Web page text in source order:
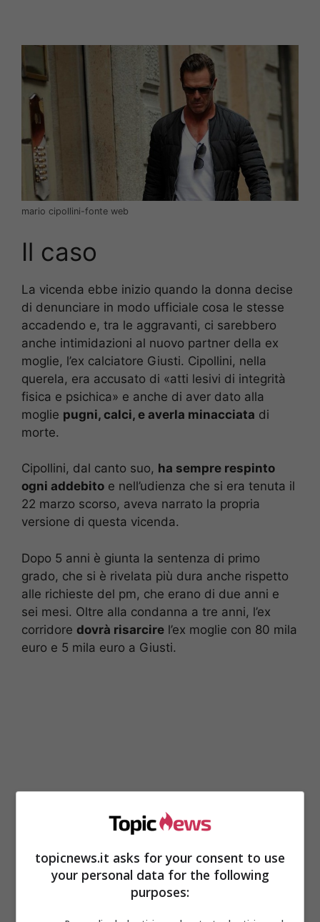
mario cipollini-fonte web
Il caso
La vicenda ebbe inizio quando la donna decise
di denunciare in modo ufficiale cosa le stesse
accadendo e, tra le aggravanti, ci sarebbero
anche intimidazioni al nuovo partner della ex
moglie, l’ex calciatore Giusti. Cipollini, nella
querela, era accusato di «atti lesivi di integrità
fisica e psichica» e anche di aver dato alla
moglie pugni, calci, e averla minacciata di
morte.
Cipollini, dal canto suo, ha sempre respinto
ogni addebito e nell’udienza che si era tenuta il
22 marzo scorso, aveva narrato la propria
versione di questa vicenda.
Dopo 5 anni è giunta la sentenza di primo
grado, che si è rivelata più dura anche rispetto
alle richieste del pm, che erano di due anni e
sei mesi. Oltre alla condanna a tre anni, l’ex
corridore dovrà risarcire l’ex moglie con 80 mila
euro e 5 mila euro a Giusti.
La reazione dell’ex
topicnews.it asks for your consent to use
your personal data for the following
purposes: